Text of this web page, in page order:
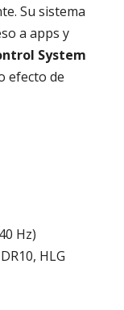
Su sistema
a apps y
System
efecto de
Hz)
HLG